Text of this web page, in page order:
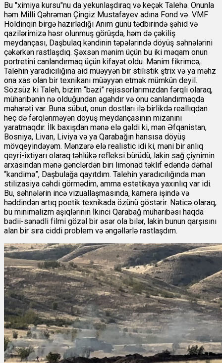
Bu "ximiya kursu"nu da yekunlaşdıraq və keçək Talehə. Onunla
həm Milli Qəhrəman Çingiz Mustafayev adına Fond və VMF
Holdinqin birgə hazırladığı Anım günü tədbirində şəhid və
qazilərimizə həsr olunmuş görüşdə, həm də çəkiliş
meydançası, Daşbulaq kəndinin təpələrində döyüş səhnələrini
çəkərkən rastlaşdıq. Şəxsən mənim üçün bu iki məqam onun
portretini canlandırmaq üçün kifayət oldu. Mənim fikrimcə,
Talehin yaradıcılığına aid müəyyən bir stilistik ştrix və ya məhz
ona xas olan bir texnikanı müəyyən etmək mümkün deyil.
Sözsüz ki Taleh, bizim “bəzi” rejissorlarımızdan fərqli olaraq,
müharibənin nə olduğundan agahdır və onu canlandırmaqda
məharəti var. Buna sübut, onun dostları ilə birlikdə reallıqdan
heç də fərqlənməyən döyüş meydançasının mizanını
yaratmaqdır. İlk baxışdan mənə elə gəldi ki, mən Əfqanistan,
Bosniya, Livan, Liviya və ya Qarabağın hansısa döyüş
mövqeyindəyəm. Mənzərə elə realistic idi ki, məni bir anlıq
qeyri-ixtiyarı olaraq təhlükə refleksi bürüdü, lakin sağ çiynimin
arxasından mənə gənclərdən biri limonad təklif edəndə dərhal
“kəndimə”, Daşbulağa qayıtdım. Talehin yaradıcılığında mən
stilizasiya cəhdi görmədim, amma estetikaya yaxınlıq var idi.
Bu, səhnələrin incə vizuallaşmasında, kamera işində və
həddindən artıq poetik texnikada özünü göstərir. Nəticə olaraq,
bu minimalizm aşıqlərinin İkinci Qarabağ müharibəsi haqda
bədii-sənədli filmi gözəl bir əsər ola bilər, lakin bunun qarşısını
alan bir sıra ciddi problem və əngəllərlə rastlaşdım.